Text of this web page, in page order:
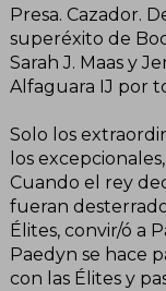
Presa. Cazador.
superéxito de
Sarah J. Maas y
Alfaguara IJ por
Solo los
los
Cuando el rey
fueran
Élites, convir/ó a
Paedyn se hace
con las Élites y